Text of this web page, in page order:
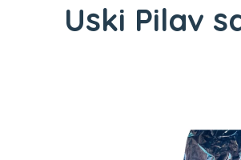
Uski Pilav